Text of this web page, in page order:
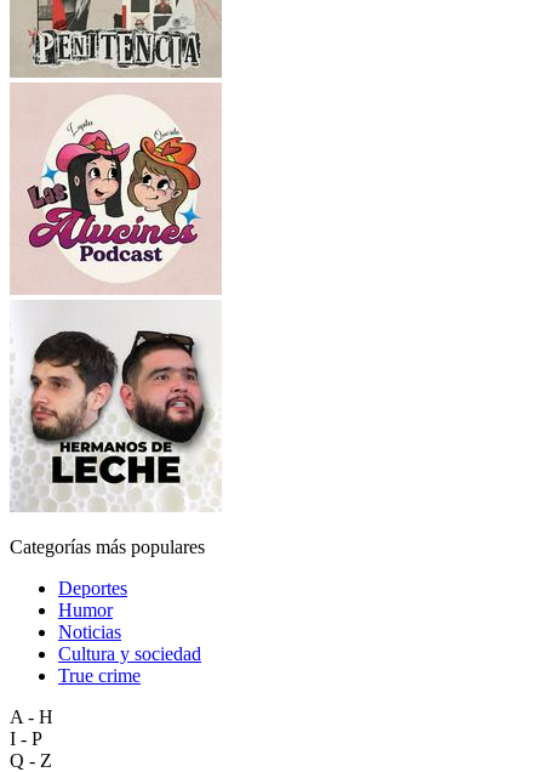
Categorías más populares
Deportes
Humor
Noticias
Cultura y sociedad
True crime
A - H
I - P
Q - Z